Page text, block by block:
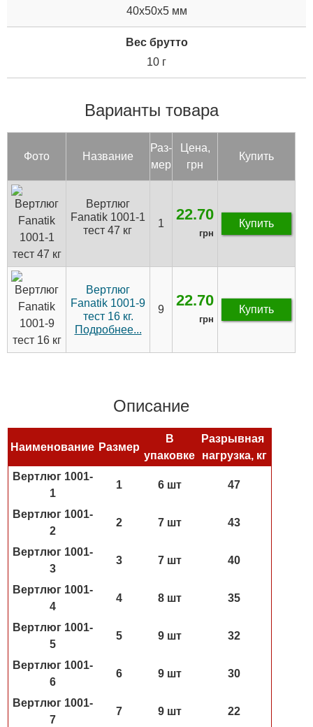
40x50x5 мм
Вес брутто
10 г
Варианты товара
Фото Название
Раз­
мер
Цена,
грн
Купить
Вертлюг
Fanatik 1001-1
тест 47 кг
1
22.70
грн
Купить
Вертлюг
Fanatik 1001-9
тест 16 кг.
Подробнее...
9
22.70
грн
Купить
Описание
Наименование Размер
В
упаковке
Разрывная
нагрузка, кг
Вертлюг 1001-
1
1 6 шт 47
Вертлюг 1001-
2
2 7 шт 43
Вертлюг 1001-
3
3 7 шт 40
Вертлюг 1001-
4
4 8 шт 35
Вертлюг 1001-
5
5 9 шт 32
Вертлюг 1001-
6
6 9 шт 30
Вертлюг 1001-
7
7 9 шт 22